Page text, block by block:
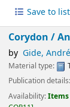
Save to
Corydon /
by Gide, André
Material type:
Publication details:
Availability: